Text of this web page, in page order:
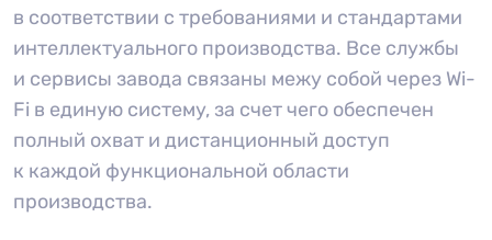
в соответствии с требованиями и стандартами
интеллектуального производства. Все службы
и сервисы завода связаны межу собой через Wi-
Fi в единую систему, за счет чего обеспечен
полный охват и дистанционный доступ
к каждой функциональной области
производства.